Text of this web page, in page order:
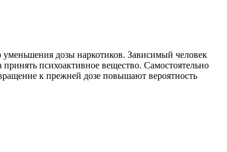
дозы наркотиков. Зависимый человек
психоактивное вещество. Самостоятельно
к прежней дозе повышают вероятность